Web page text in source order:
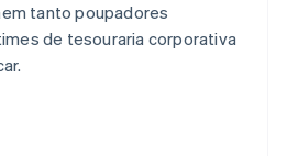
tanto poupadores
de tesouraria corporativa